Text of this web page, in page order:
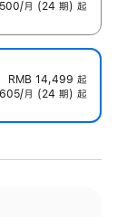
月 (24 期) 起
RMB 14,499 起
月 (24 期) 起